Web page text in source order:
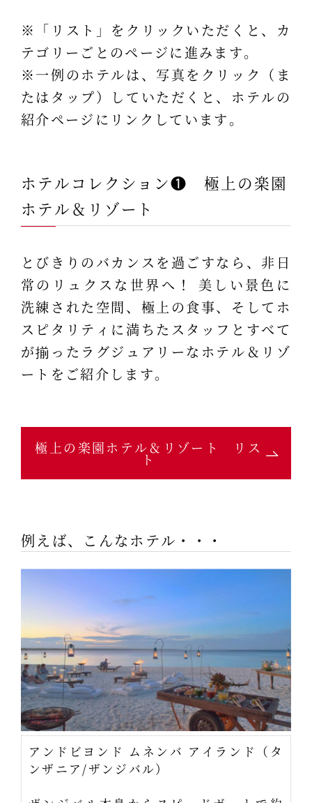
※「リスト」をクリックいただくと、カ
テゴリーごとのページに進みます。
※一例のホテルは、写真をクリック（ま
たはタップ）していただくと、ホテルの
紹介ページにリンクしています。
ホテルコレクション❶ 極上の楽園
ホテル＆リゾート
とびきりのバカンスを過ごすなら、非日
常のリュクスな世界へ！ 美しい景色に
洗練された空間、極上の食事、そしてホ
スピタリティに満ちたスタッフとすべて
が揃ったラグジュアリーなホテル＆リゾ
ートをご紹介します。
極上の楽園ホテル＆リゾート リス
ト
例えば、こんなホテル・・・
アンドビヨンド ムネンバ アイランド（タ
ンザニア/ザンジバル）